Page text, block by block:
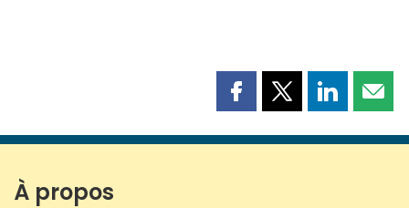
Partager
page
Partager
page
Partager
page page
À propos